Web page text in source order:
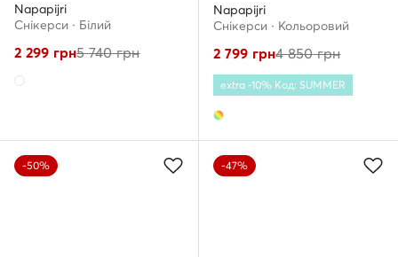
Napapijri
Снікерcи · Білий
2 299 грн5 740грн
Napapijri
Снікерcи · Кольоровий
2 799 грн4 850грн
extra -10% Код: SUMMER
-50% -47%